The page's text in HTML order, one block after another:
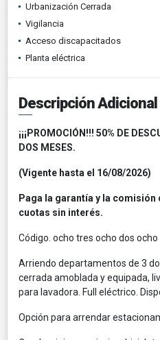
Urbanización Cerrada
Vigilancia
Acceso discapacitados
Planta eléctrica
Descripción Adicional
¡¡¡PROMOCIÓN!!! 50% DE
DOS MESES.
(Vigente hasta el 16/08/2026)
Paga la garantía y la comisión
cuotas sin interés.
Código. ocho tres ocho dos ocho
Arriendo departamentos de 3
cerrada amoblada y equipada,
para lavadora. Full eléctrico.
Opción para arrendar